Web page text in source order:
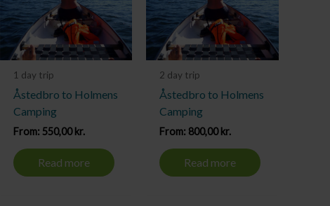
1 day trip
Åstedbro to Holmens
Camping
From: 550,00kr.
Read more
2 day trip
Åstedbro to Holmens
Camping
From: 800,00kr.
Read more